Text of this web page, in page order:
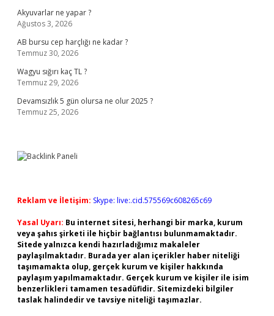
Akyuvarlar ne yapar ?
Ağustos 3, 2026
AB bursu cep harçlığı ne kadar ?
Temmuz 30, 2026
Wagyu sığırı kaç TL ?
Temmuz 29, 2026
Devamsızlık 5 gün olursa ne olur 2025 ?
Temmuz 25, 2026
Reklam ve İletişim: Skype: live:.cid.575569c608265c69
Yasal Uyarı: Bu internet sitesi, herhangi bir marka, kurum
veya şahıs şirketi ile hiçbir bağlantısı bulunmamaktadır.
Sitede yalnızca kendi hazırladığımız makaleler
paylaşılmaktadır. Burada yer alan içerikler haber niteliği
taşımamakta olup, gerçek kurum ve kişiler hakkında
paylaşım yapılmamaktadır. Gerçek kurum ve kişiler ile isim
benzerlikleri tamamen tesadüfidir. Sitemizdeki bilgiler
taslak halindedir ve tavsiye niteliği taşımazlar.